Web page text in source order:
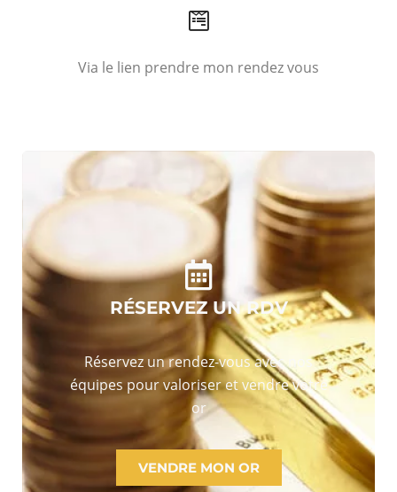
Via le lien prendre mon rendez vous
RÉSERVEZ UN RDV
Réservez un rendez-vous avec nos
équipes pour valoriser et vendre votre
or
VENDRE MON OR